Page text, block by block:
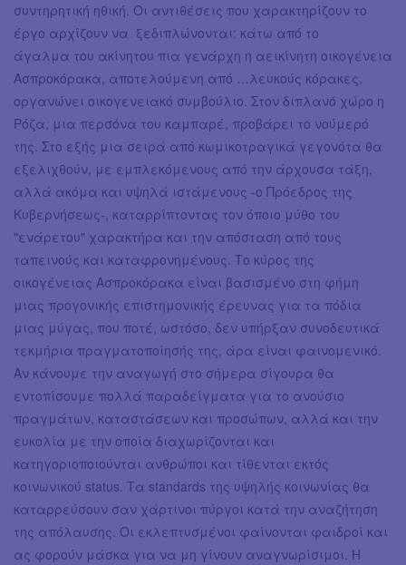
συντηρητική ηθική. Οι αντιθέσεις που χαρακτηρίζουν το
έργο αρχίζουν να ξεδιπλώνονται: κάτω από το
άγαλμα του ακίνητου πια γενάρχη η αεικίνητη οικογένεια
Ασπροκόρακα, αποτελούμενη από …λευκούς κόρακες,
οργανώνει οικογενειακό συμβούλιο. Στον διπλανό χώρο η
Ρόζα, μια περσόνα του καμπαρέ, προβάρει το νούμερό
της. Στο εξής μια σειρά από κωμικοτραγικά γεγονότα θα
εξελιχθούν, με εμπλεκόμενους από την άρχουσα τάξη,
αλλά ακόμα και υψηλά ιστάμενους -ο Πρόεδρος της
Κυβερνήσεως-, καταρρίπτοντας τον όποιο μύθο του
"ενάρετου" χαρακτήρα και την απόσταση από τους
ταπεινούς και καταφρονημένους. Το κύρος της
οικογένειας Ασπροκόρακα είναι βασισμένο στη φήμη
μιας προγονικής επιστημονικής έρευνας για τα πόδια
μιας μύγας, που ποτέ, ωστόσο, δεν υπήρξαν συνοδευτικά
τεκμήρια πραγματοποίησής της, άρα είναι φαινομενικό.
Αν κάνουμε την αναγωγή στο σήμερα σίγουρα θα
εντοπίσουμε πολλά παραδείγματα για το ανούσιο
πραγμάτων, καταστάσεων και προσώπων, αλλά και την
ευκολία με την οποία διαχωρίζονται και
κατηγοριοποιούνται ανθρώποι και τίθενται εκτός
κοινωνικού status. Τα standards της υψηλής κοινωνίας θα
καταρρεύσουν σαν χάρτινοι πύργοι κατά την αναζήτηση
της απόλαυσης. Οι εκλεπτυσμένοι φαίνονται φαιδροί και
ας φορούν μάσκα για να μη γίνουν αναγνωρίσιμοι. Η